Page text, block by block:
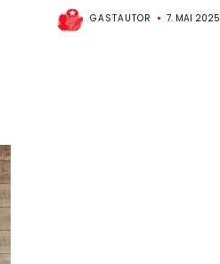
GASTAUTOR 7. MAI 2025